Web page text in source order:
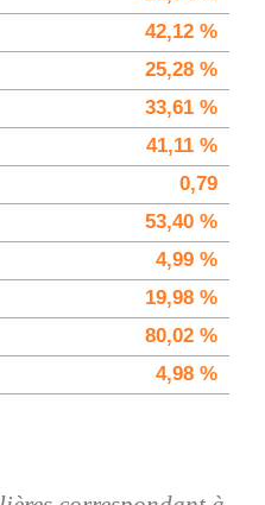
42,12 %
25,28 %
33,61 %
41,11 %
0,79
53,40 %
4,99 %
19,98 %
80,02 %
4,98 %